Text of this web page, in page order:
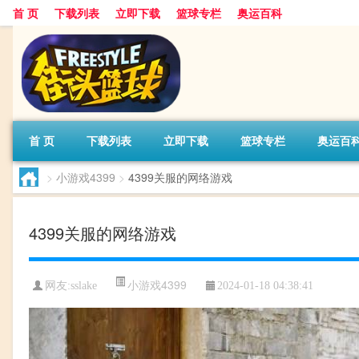
首 页 下载列表 立即下载 篮球专栏 奥运百科
首 页 下载列表 立即下载 篮球专栏 奥运百
> 小游戏4399 > 4399关服的网络游戏
4399关服的网络游戏
网友:sslake 小游戏4399 2024-01-18 04:38:41